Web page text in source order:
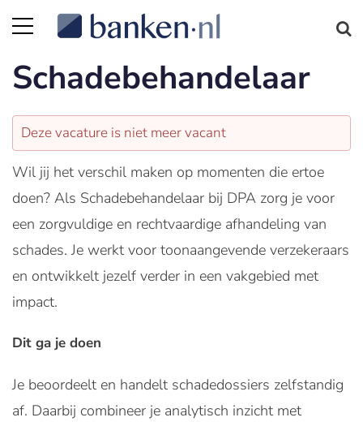
Schadebehandelaar
Deze vacature is niet meer vacant
Wil jij het verschil maken op momenten die ertoe
doen? Als Schadebehandelaar bij DPA zorg je voor
een zorgvuldige en rechtvaardige afhandeling van
schades. Je werkt voor toonaangevende verzekeraars
en ontwikkelt jezelf verder in een vakgebied met
impact.
Dit ga je doen
Je beoordeelt en handelt schadedossiers zelfstandig
af. Daarbij combineer je analytisch inzicht met